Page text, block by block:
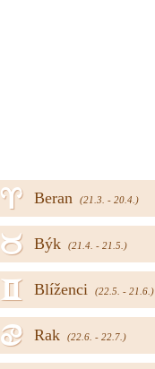
Beran (21.3. - 20.4.)
a
Býk (21.4. - 21.5.)
b
Blíženci (22.5. - 21.6.)
c
Rak (22.6. - 22.7.)
d